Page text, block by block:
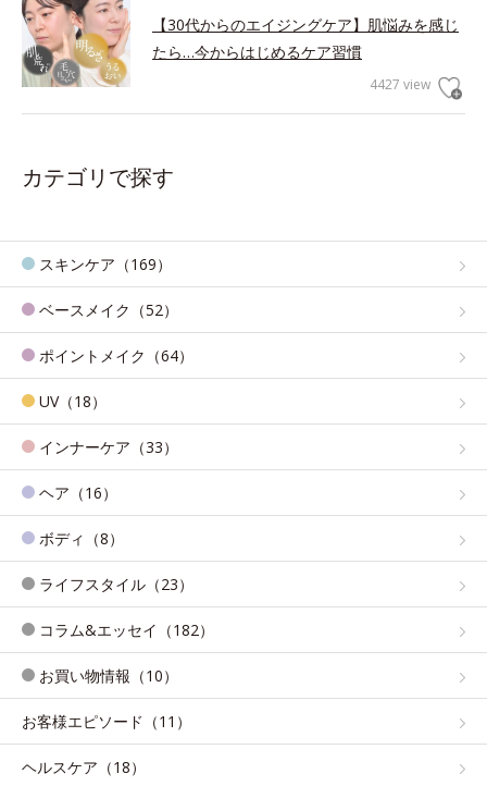
【30代からのエイジングケア】肌悩みを感じ
たら…今からはじめるケア習慣
4427 view
カテゴリで探す
スキンケア（169）
ベースメイク（52）
ポイントメイク（64）
UV（18）
インナーケア（33）
ヘア（16）
ボディ（8）
ライフスタイル（23）
コラム&エッセイ（182）
お買い物情報（10）
お客様エピソード（11）
ヘルスケア（18）